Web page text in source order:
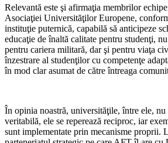
Relevantă este şi afirmaţia membrilor
Asociaţiei Universităţilor Europene,
instituţie puternică, capabilă să anticipeze
educaţie de înaltă calitate pentru studenţi,
pentru cariera militară, dar şi pentru viaţa
înzestrare al studenţilor cu competenţe
în mod clar asumat de către întreaga
În opinia noastră, universităţile, între ele,
veritabilă, ele se reperează reciproc, iar
sunt implementate prin mecanisme proprii.